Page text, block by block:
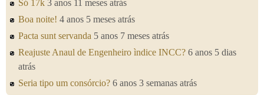
Só 17k 3 anos 11 meses atrás
Boa noite! 4 anos 5 meses atrás
Pacta sunt servanda 5 anos 7 meses atrás
Reajuste Anaul de Engenheiro ìndice INCC? 6 anos 5 dias
atrás
Seria tipo um consórcio? 6 anos 3 semanas atrás